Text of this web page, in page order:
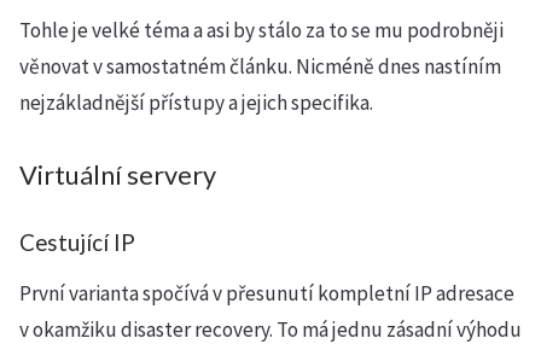
Tohle je velké téma a asi by stálo za to se mu podrobněji
věnovat v samostatném článku. Nicméně dnes nastíním
nejzákladnější přístupy a jejich specifika.
Virtuální servery
Cestující IP
První varianta spočívá v přesunutí kompletní IP adresace
v okamžiku disaster recovery. To má jednu zásadní výhodu